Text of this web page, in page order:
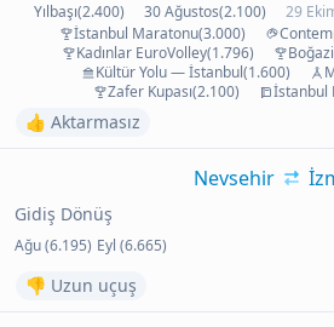
Yılbaşı(2.400)
30 Ağustos(2.100) 29
İstanbul Maratonu(3.000)
Kadınlar EuroVolley(1.796)
Kültür Yolu — İstanbul(1.600)
Zafer Kupası(2.100)
İstanbul
👍 Aktarmasız
Nevsehir
Gidiş Dönüş
Ağu (6.195) Eyl (6.665)
👎 Uzun uçuş